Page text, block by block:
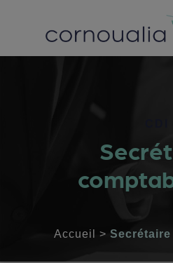
Accueil > Secrétaire